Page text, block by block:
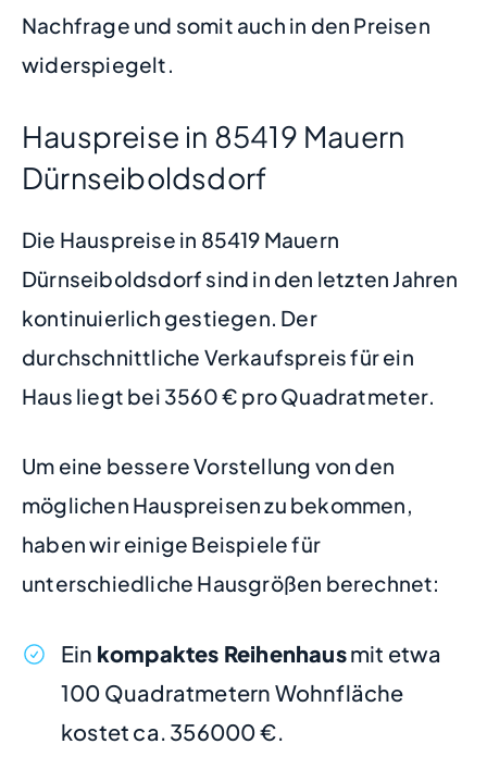
Nachfrage und somit auch in den Preisen
widerspiegelt.
Hauspreise in 85419 Mauern
Dürnseiboldsdorf
Die Hauspreise in 85419 Mauern
Dürnseiboldsdorf sind in den letzten Jahren
kontinuierlich gestiegen. Der
durchschnittliche Verkaufspreis für ein
Haus liegt bei 3560 € pro Quadratmeter.
Um eine bessere Vorstellung von den
möglichen Hauspreisen zu bekommen,
haben wir einige Beispiele für
unterschiedliche Hausgrößen berechnet:
Ein kompaktes Reihenhausmit etwa
100 Quadratmetern Wohnfläche
kostet ca. 356000 €.